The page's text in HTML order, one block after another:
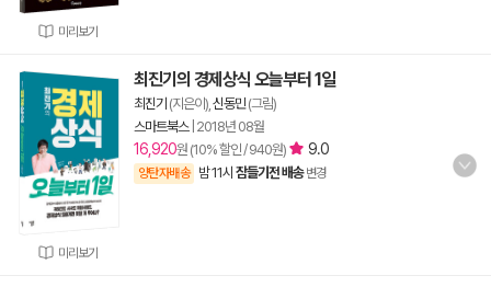
미리보기
미리보기
최진기의 경제상식 오늘부터 1일
최진기 (지은이), 신동민(그림)
스마트북스| 2018년 08월
16,920원 (10% 할인 / 940원) 9.0
양탄자배송 밤 11시 잠들기전 배송 변경